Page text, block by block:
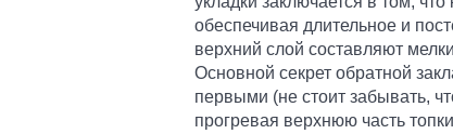
обеспечивая длительное и
верхний слой составляют
Основной секрет обратной
первыми (не стоит забывать,
прогревая верхнюю часть